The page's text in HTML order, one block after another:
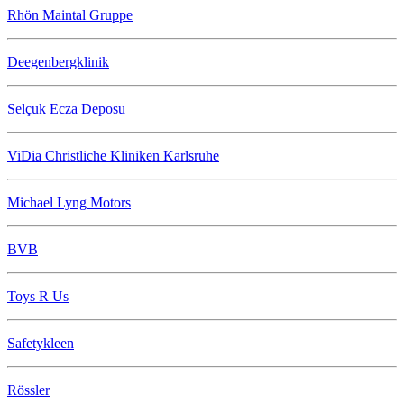
Rhön Maintal Gruppe
Deegenbergklinik
Selçuk Ecza Deposu
ViDia Christliche Kliniken Karlsruhe
Michael Lyng Motors
BVB
Toys R Us
Safetykleen
Rössler